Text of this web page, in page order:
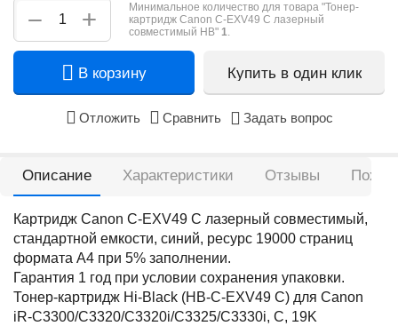
+
−
Минимальное количество для товара "Тонер-
картридж Canon C-EXV49 C лазерный
совместимый HB" 1.
В корзину Купить в один клик
Отложить Сравнить Задать вопрос
Описание Характеристики Отзывы
Картридж Canon C-EXV49 C лазерный совместимый,
стандартной емкости, синий, ресурс 19000 страниц
формата А4 при 5% заполнении.
Гарантия 1 год при условии сохранения упаковки.
Тонер-картридж Hi-Black (HB-C-EXV49 C) для Canon
iR-C3300/C3320/C3320i/C3325/C3330i, C, 19K